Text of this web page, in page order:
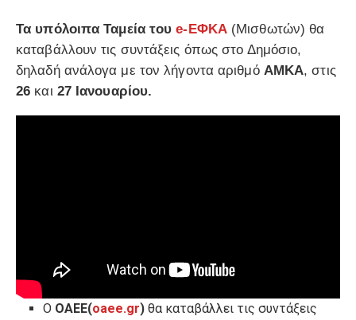
Τα υπόλοιπα Ταμεία του e-ΕΦΚΑ(Μισθωτών) θα
καταβάλλουν τις συντάξεις όπως στο Δημόσιο,
δηλαδή ανάλογα με τον λήγοντα αριθμό ΑΜΚΑ, στις
26 και 27 Ιανουαρίου.
Ο ΟΑΕΕ(oaee.gr) θα καταβάλλει τις συντάξεις